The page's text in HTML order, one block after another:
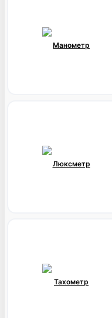
Манометр
Люксметр
Тахометр